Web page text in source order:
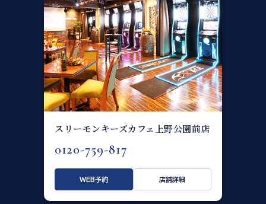
スリーモンキーズカフェ上野公園前店
0120-759-817
WEB予約 店舗詳細